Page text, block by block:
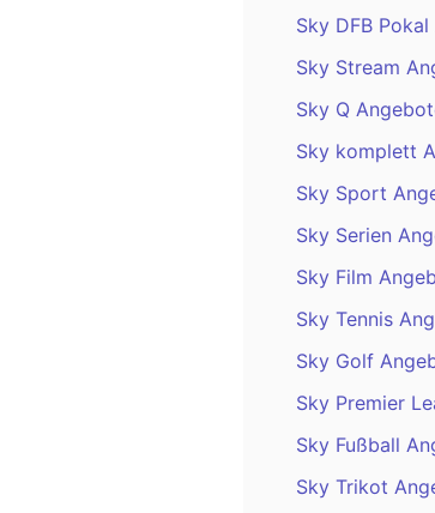
Sky DFB
Sky Stream
Sky Q
Sky komplett
Sky Sport
Sky Serien
Sky Film
Sky Tennis
Sky Golf
Sky Premier
Sky Fußball
Sky Trikot